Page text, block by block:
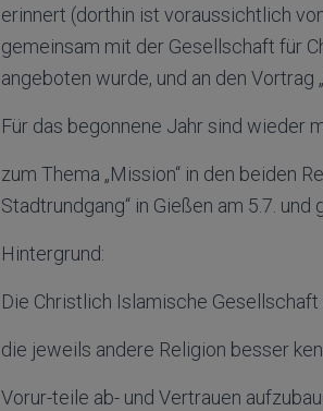
erinnert (dorthin ist voraussichtlich
gemeinsam mit der Gesellschaft für
angeboten wurde, und an den
Für das begonnene Jahr sind wieder
zum Thema „Mission“ in den beiden
Stadtrundgang“ in Gießen am 5.7.
Hintergrund:
Die Christlich Islamische
die jeweils andere Religion besser
Vorur-teile ab- und Vertrauen